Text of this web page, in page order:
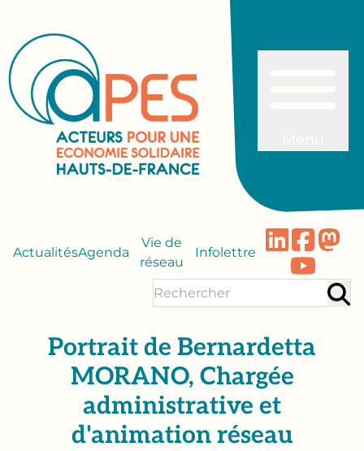
ActualitésAgenda
Vie de
réseau
Infolettre
Portrait de Bernardetta
MORANO, Chargée
administrative et
d'animation réseau